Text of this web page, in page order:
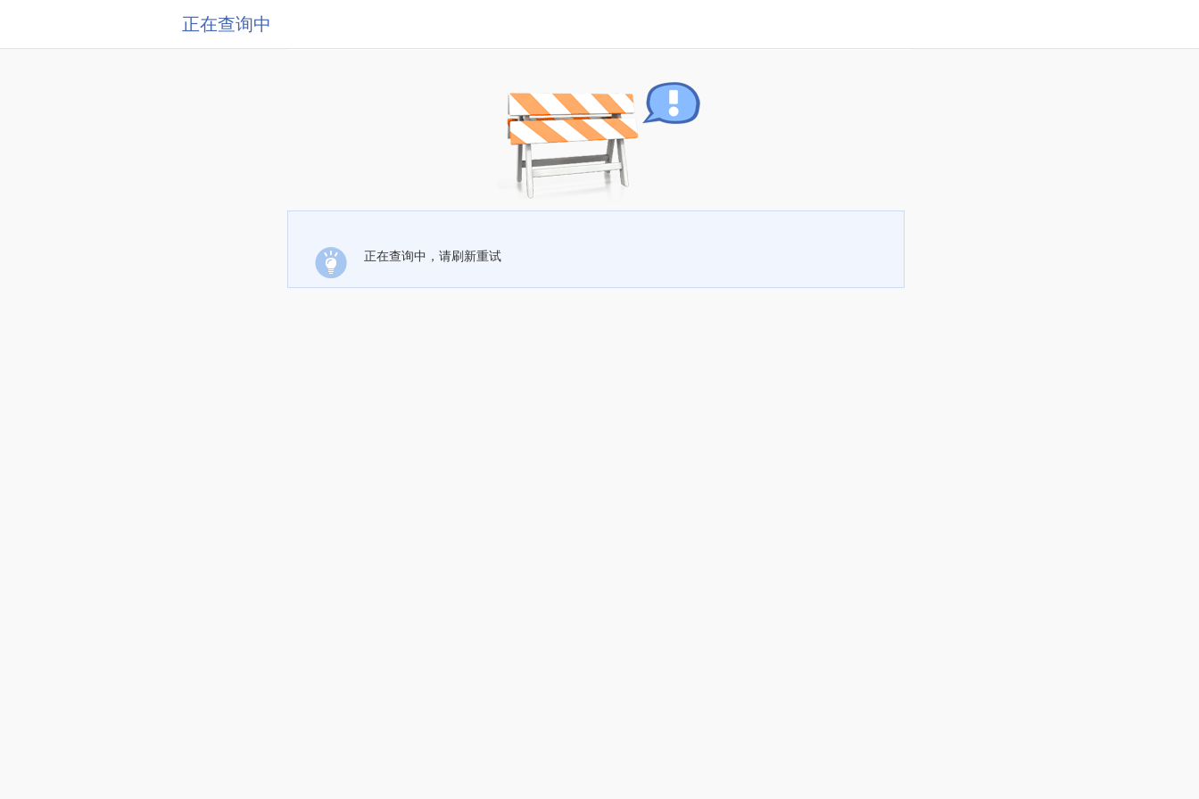
正在查询中
正在查询中，请刷新重试